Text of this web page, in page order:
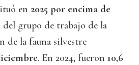
en 2025 por encima de
del grupo de trabajo de la
de la fauna silvestre
. En 2024, fueron 10,6